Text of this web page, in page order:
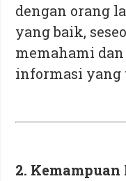
dengan orang
yang baik,
memahami
informasi yang
2.